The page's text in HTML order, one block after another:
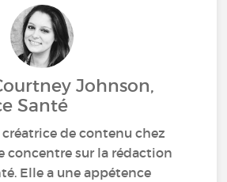
Johnson,
Santé
de contenu chez
concentre sur la rédaction
Elle a une appétence